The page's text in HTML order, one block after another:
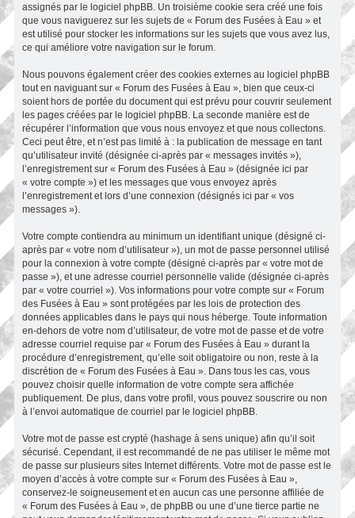
assignés par le logiciel phpBB. Un troisième cookie sera créé une fois
que vous naviguerez sur les sujets de « Forum des Fusées à Eau » et
est utilisé pour stocker les informations sur les sujets que vous avez lus,
ce qui améliore votre navigation sur le forum.
Nous pouvons également créer des cookies externes au logiciel phpBB
tout en naviguant sur « Forum des Fusées à Eau », bien que ceux-ci
soient hors de portée du document qui est prévu pour couvrir seulement
les pages créées par le logiciel phpBB. La seconde manière est de
récupérer l’information que vous nous envoyez et que nous collectons.
Ceci peut être, et n’est pas limité à : la publication de message en tant
qu’utilisateur invité (désignée ci-après par « messages invités »),
l’enregistrement sur « Forum des Fusées à Eau » (désignée ici par
« votre compte ») et les messages que vous envoyez après
l’enregistrement et lors d’une connexion (désignés ici par « vos
messages »).
Votre compte contiendra au minimum un identifiant unique (désigné ci-
après par « votre nom d’utilisateur »), un mot de passe personnel utilisé
pour la connexion à votre compte (désigné ci-après par « votre mot de
passe »), et une adresse courriel personnelle valide (désignée ci-après
par « votre courriel »). Vos informations pour votre compte sur « Forum
des Fusées à Eau » sont protégées par les lois de protection des
données applicables dans le pays qui nous héberge. Toute information
en-dehors de votre nom d’utilisateur, de votre mot de passe et de votre
adresse courriel requise par « Forum des Fusées à Eau » durant la
procédure d’enregistrement, qu’elle soit obligatoire ou non, reste à la
discrétion de « Forum des Fusées à Eau ». Dans tous les cas, vous
pouvez choisir quelle information de votre compte sera affichée
publiquement. De plus, dans votre profil, vous pouvez souscrire ou non
à l’envoi automatique de courriel par le logiciel phpBB.
Votre mot de passe est crypté (hashage à sens unique) afin qu’il soit
sécurisé. Cependant, il est recommandé de ne pas utiliser le même mot
de passe sur plusieurs sites Internet différents. Votre mot de passe est le
moyen d’accès à votre compte sur « Forum des Fusées à Eau »,
conservez-le soigneusement et en aucun cas une personne affiliée de
« Forum des Fusées à Eau », de phpBB ou une d’une tierce partie ne